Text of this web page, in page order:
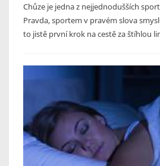
Chůze je jedna z nejjednodušších
Pravda, sportem v pravém slova
to jistě první krok na cestě za štíhlou